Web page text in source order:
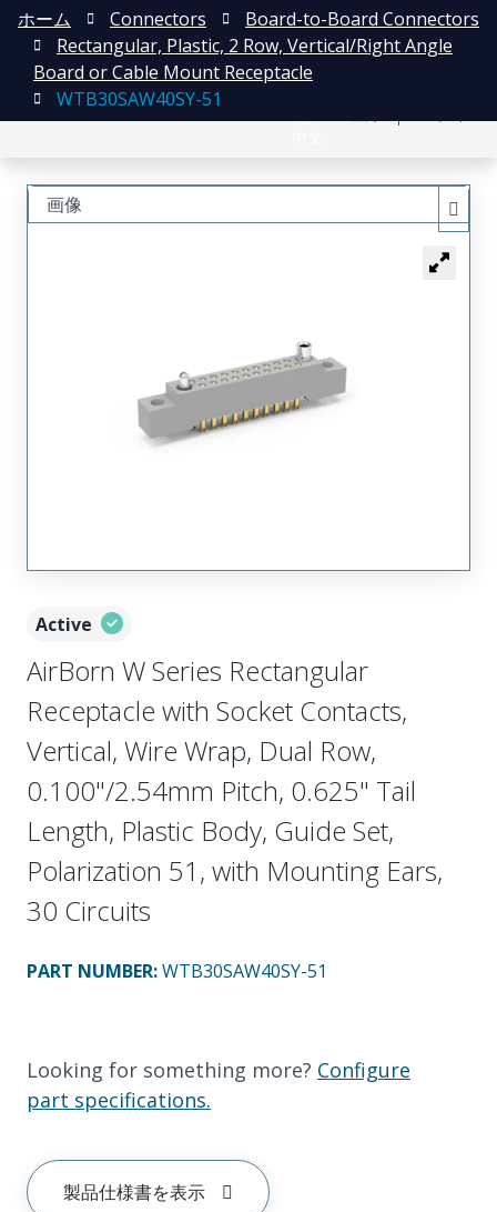
ホーム Connectors
Board-to-Board Connectors
Rectangular, Plastic, 2 Row, Vertical/Right Angle
Board or Cable Mount Receptacle
WTB30SAW40SY-51
Active
AirBorn W Series Rectangular
Receptacle with Socket Contacts,
Vertical, Wire Wrap, Dual Row,
0.100"/2.54mm Pitch, 0.625" Tail
Length, Plastic Body, Guide Set,
Polarization 51, with Mounting Ears,
30 Circuits
PART NUMBER:WTB30SAW40SY-51
Looking for something more? Configure
part specifications.
製品仕様書を表示
画像